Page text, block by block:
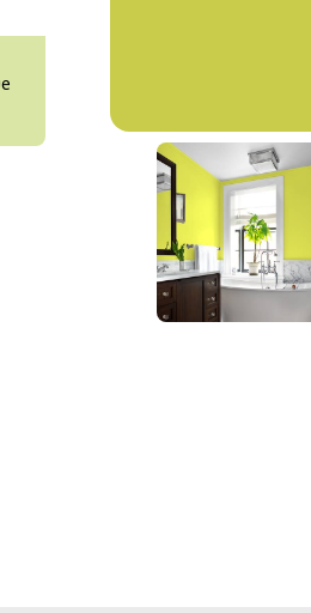
Rose De Bonheur
DLX1217-7